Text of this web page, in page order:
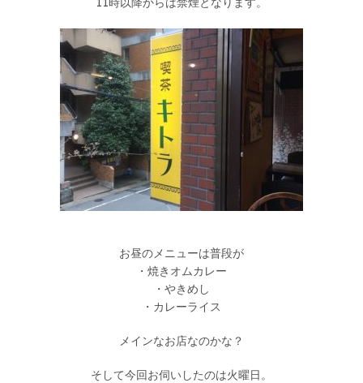
お昼のメニューは普段が
・焼きオムカレー
・やきめし
・カレーライス
メインなお店なのかな？
そして今回お伺いしたのは火曜日。